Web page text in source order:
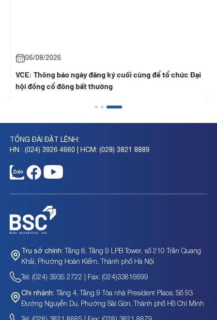
06/08/2026
VCE: Thông báo ngày đăng ký cuối cùng để tổ chức Đại
hội đồng cổ đông bất thường
TỔNG ĐÀI ĐẶT LỆNH:
HN : (024) 3926 4660 | HCM: (028) 3821 8889
Trụ sở chính: Tầng 8, Tầng 9 LPB Tower, số 210 Trần Quang
Khải, Phường Hoàn Kiếm, Thành phố Hà Nội
Tel: (024) 3935 2722 | Fax: (024)33816699
Chi nhánh: Tầng 4, Tầng 9 Tòa nhà President Place, Số 93
Đường Nguyễn Du, Phường Sài Gòn, Thành phố Hồ Chí Minh